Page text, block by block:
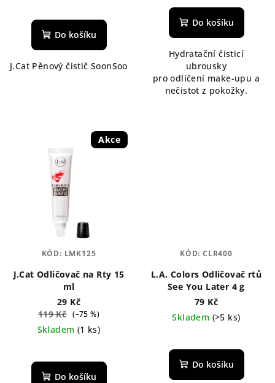
Do košíku
J.Cat Pěnový čistič SoonSoo
Do košíku
Hydratační čisticí
ubrousky
pro odlíčení make-upu a
nečistot z pokožky.
Akce
J.Cat Odličovač na Rty 15
ml
29 Kč
119 Kč (–75 %)
Skladem (1 ks)
Do košíku
KÓD: LMK125
L.A. Colors Odličovač rtů
See You Later 4 g
79 Kč
Skladem (>5 ks)
Do košíku
KÓD:CLR400